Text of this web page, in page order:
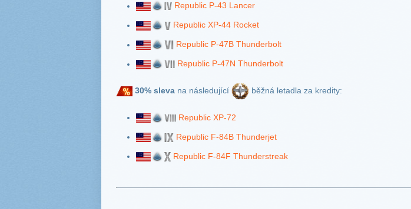
Republic P-43 Lancer
Republic XP-44 Rocket
Republic P-47B Thunderbolt
Republic P-47N Thunderbolt
30% sleva na následující běžná letadla za kredity:
Republic XP-72
Republic F-84B Thunderjet
Republic F-84F Thunderstreak